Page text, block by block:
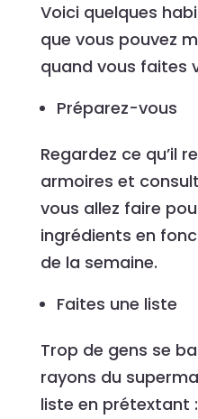
Voici quelques
que vous pouvez
quand vous faites
Préparez-vous
Regardez ce qu’il
armoires et
vous allez faire
ingrédients en
de la semaine.
Faites une liste
Trop de gens se
rayons du
liste en prétextant